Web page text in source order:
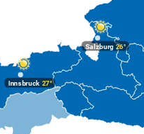
Innsbruck27°
Salzburg26°